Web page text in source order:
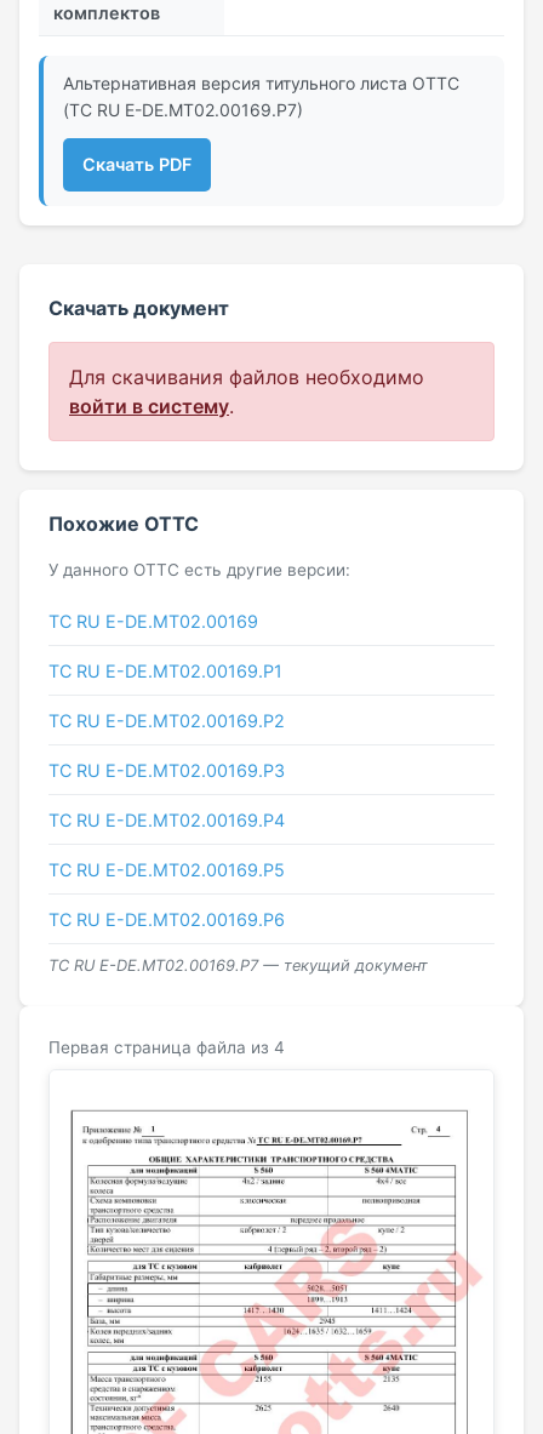
комплектов
Альтернативная версия титульного листа ОТТС
(ТС RU Е-DE.МТ02.00169.Р7)
Скачать PDF
Скачать документ
Для скачивания файлов необходимо
войти в систему.
Похожие ОТТС
У данного ОТТС есть другие версии:
ТС RU E-DE.МТ02.00169
ТС RU Е-DE.МТ02.00169.Р1
ТС RU Е-DE.МТ02.00169.Р2
ТС RU Е-DE.МТ02.00169.Р3
ТС RU Е-DE.МТ02.00169.Р4
ТС RU Е-DE.МТ02.00169.Р5
ТС RU Е-DE.МТ02.00169.Р6
ТС RU Е-DE.МТ02.00169.Р7 — текущий документ
Первая страница файла из 4